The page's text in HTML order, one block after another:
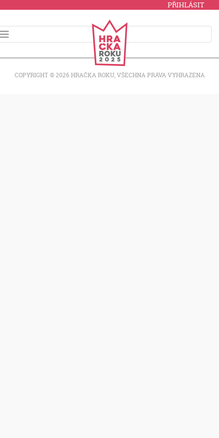
PŘIHLÁSIT
COPYRIGHT © 2026 HRAČKA ROKU, VŠECHNA PRÁVA VYHRAZENA